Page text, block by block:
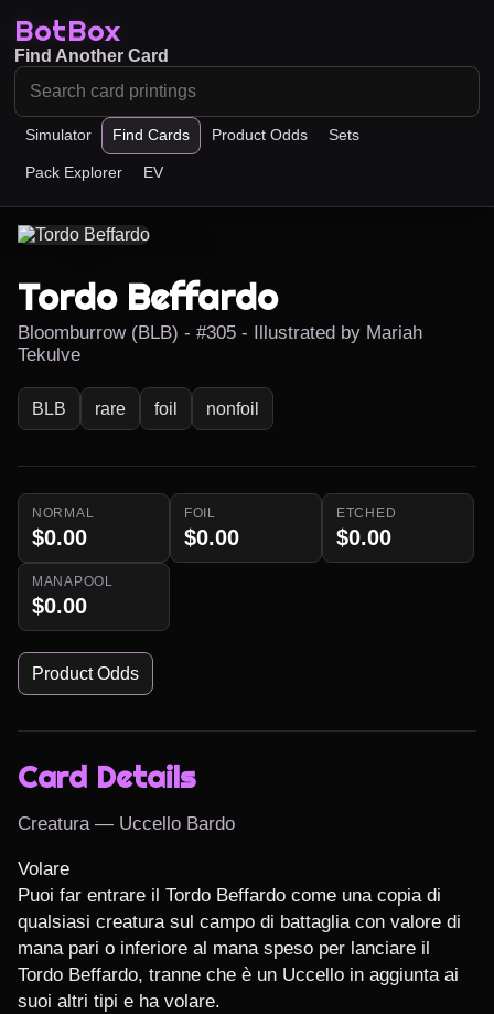
BotBox
Simulator Find Cards Product Odds Sets
Pack Explorer EV
Find Another Card
Tordo Beffardo
Bloomburrow (BLB) - #305 - Illustrated by Mariah
Tekulve
BLB rare foil nonfoil
NORMAL
$0.00
FOIL
$0.00
ETCHED
$0.00
MANAPOOL
$0.00
Product Odds
Card Details
Creatura — Uccello Bardo
Volare
Puoi far entrare il Tordo Beffardo come una copia di
qualsiasi creatura sul campo di battaglia con valore di
mana pari o inferiore al mana speso per lanciare il
Tordo Beffardo, tranne che è un Uccello in aggiunta ai
suoi altri tipi e ha volare.